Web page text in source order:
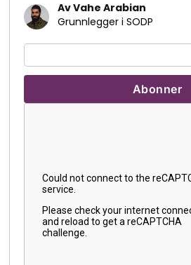
Av Vahe Arabian
Grunnlegger i SODP